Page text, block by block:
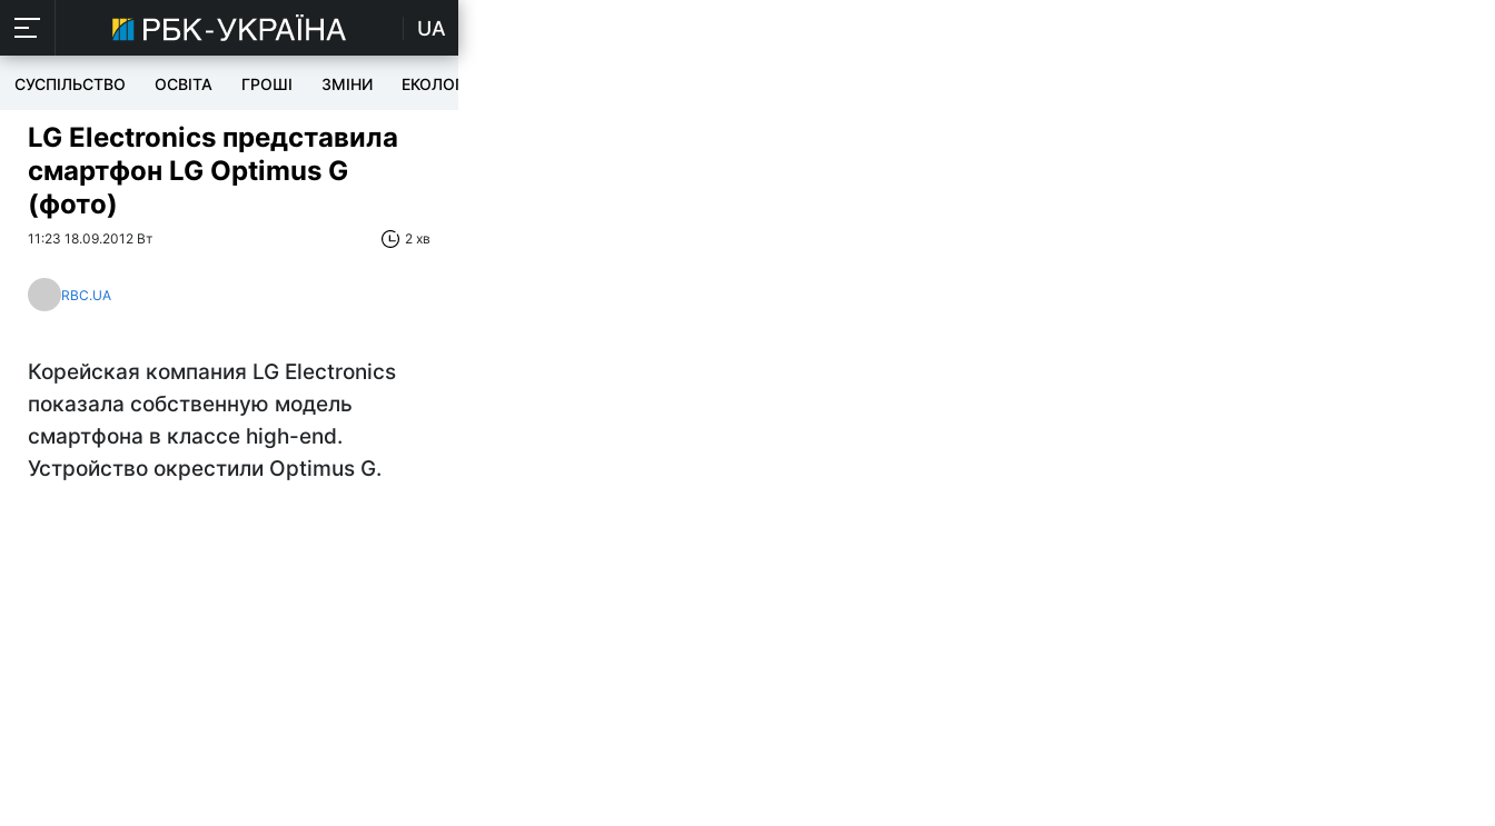
UA
СУСПІЛЬСТВО ОСВІТА ГРОШІ ЗМІНИ ЕКОЛОГІЯ
LG Electronics представила
смартфон LG Optimus G
(фото)
11:23 18.09.2012 Вт 2 хв
RBC.UA
Корейская компания LG Electronics
показала собственную модель
смартфона в классе high-end.
Устройство окрестили Optimus G.